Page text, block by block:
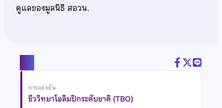
ดูแลของมูลนิธิ สอวน.
การแข่งขัน
ชีววิทยาโอลิมปิกระดับชาติ (TBO)